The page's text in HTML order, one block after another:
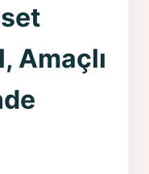
Amaçlı